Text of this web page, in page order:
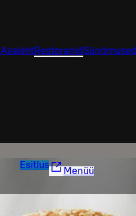
AvalehtRestoranidSündmused
Esitlus
Menüü